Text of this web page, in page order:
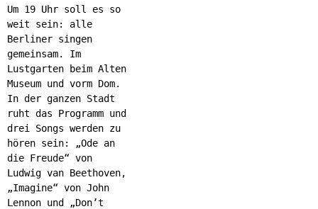
Um 19 Uhr soll es so
weit sein: alle
Berliner singen
gemeinsam. Im
Lustgarten beim Alten
Museum und vorm Dom.
In der ganzen Stadt
ruht das Programm und
drei Songs werden zu
hören sein: „Ode an
die Freude“ von
Ludwig van Beethoven,
„Imagine“ von John
Lennon und „Don’t